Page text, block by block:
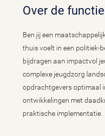
Over de functie
Ben jij een
thuis voelt in een politiek-
bijdragen aan impactvol
complexe jeugdzorg
opdrachtgevers optimaal
ontwikkelingen met
praktische implementatie.